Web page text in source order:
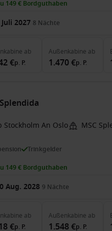
149 € Bordguthaben
Juli 2027 8 Nächte
ab
€p. P.
Außenkabine ab
1.470 €p. P.
Stockholm An Oslo MSC
Trinkgelder
149 € Bordguthaben
Aug. 2028 9 Nächte
ab
€p. P.
Außenkabine ab
1.548 €p. P.